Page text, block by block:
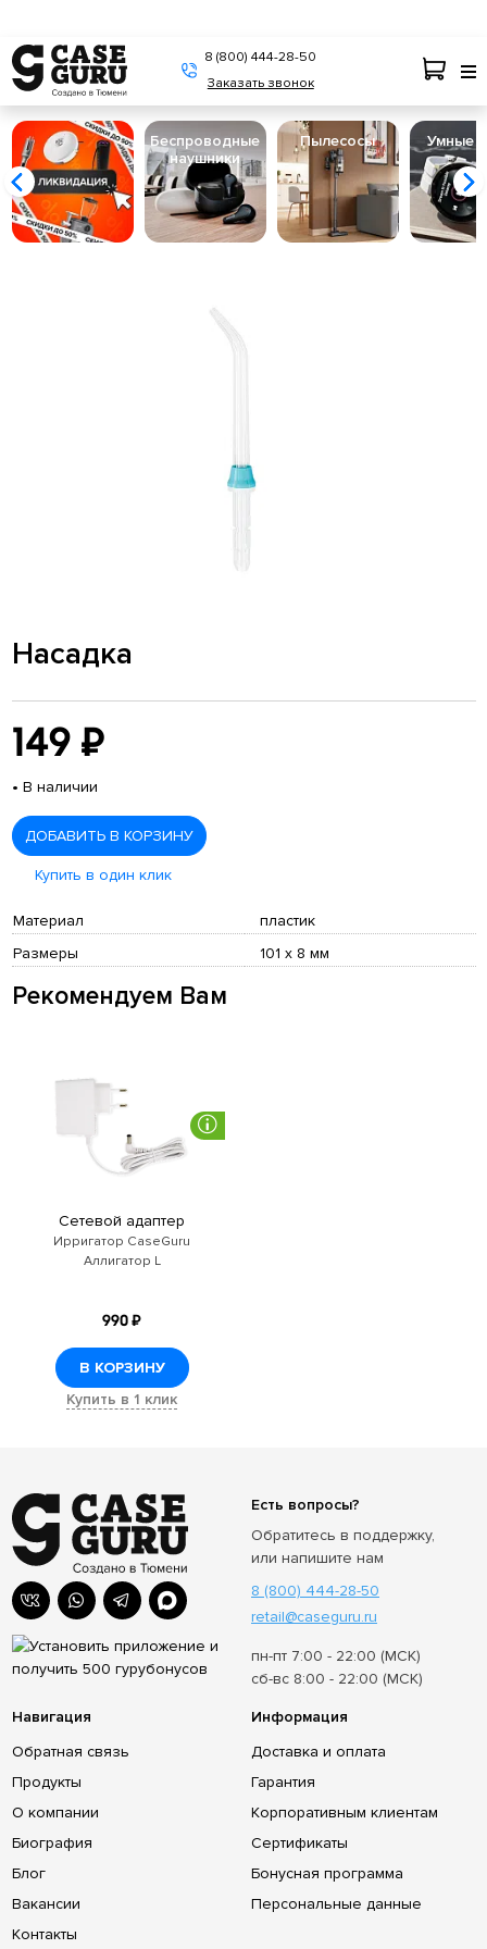
8 (800) 444-28-50
Заказать звонок
Беспроводные
наушники
Пылесосы Умные
Насадка
149 ₽
• В наличии
ДОБАВИТЬ В КОРЗИНУ
Купить в один клик
Материал
пластик
Размеры
101 х 8 мм
Рекомендуем Вам
Сетевой адаптер
Ирригатор CaseGuru
Аллигатор L
990 ₽
В КОРЗИНУ
Купить в 1 клик
Навигация
Обратная связь
Продукты
О компании
Биография
Блог
Вакансии
Контакты
Информация
Доставка и оплата
Гарантия
Корпоративным клиентам
Сертификаты
Бонусная программа
Персональные данные
Есть вопросы?
Обратитесь в поддержку,
или напишите нам
8 (800) 444-28-50
retail@caseguru.ru
пн-пт 7:00 - 22:00 (МСК)
сб-вс 8:00 - 22:00 (МСК)